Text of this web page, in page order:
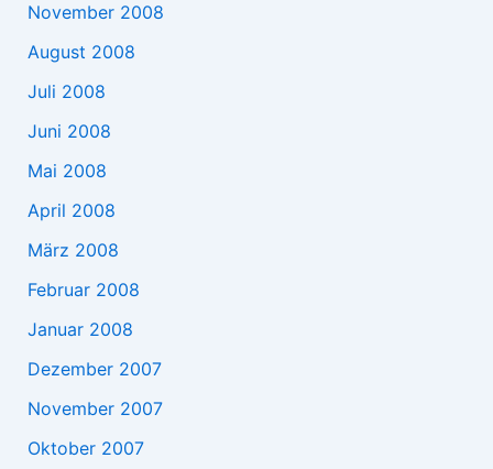
November 2008
August 2008
Juli 2008
Juni 2008
Mai 2008
April 2008
März 2008
Februar 2008
Januar 2008
Dezember 2007
November 2007
Oktober 2007